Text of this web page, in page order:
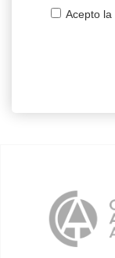
Acepto la